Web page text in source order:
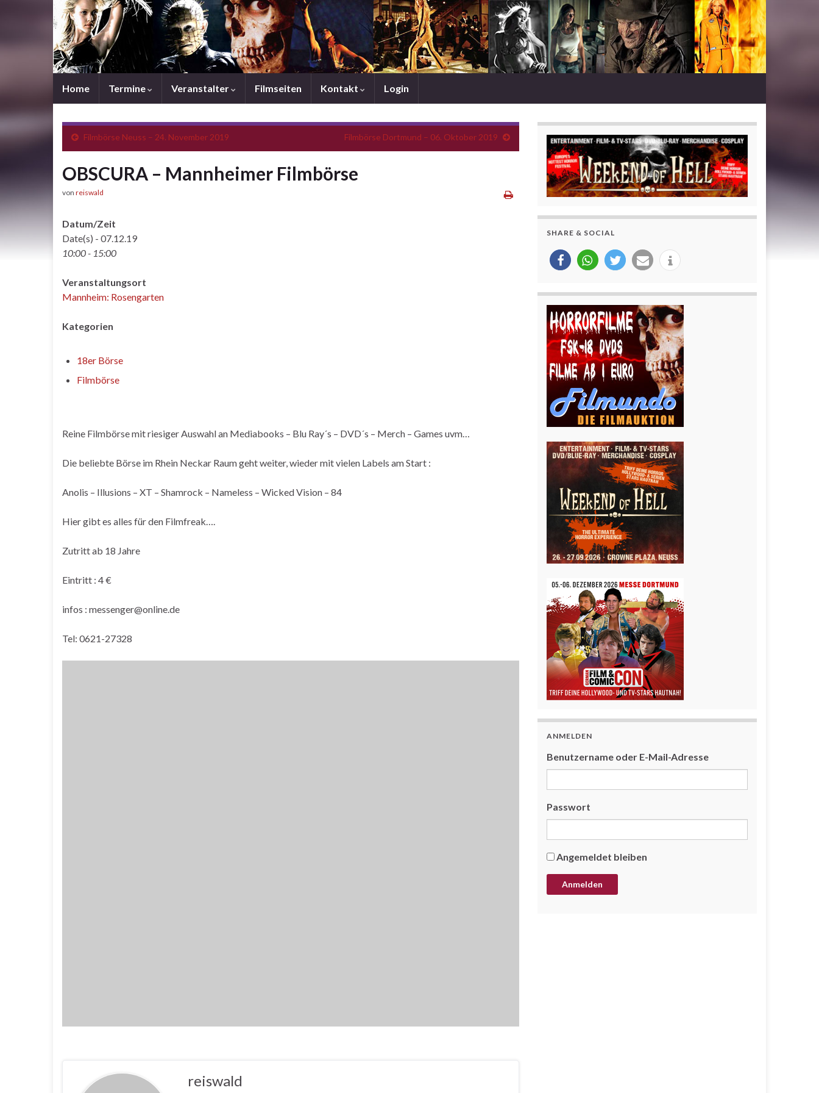
Home Termine Veranstalter Filmseiten Kontakt Login
Filmbörse Neuss – 24. November 2019 Filmbörse Dortmund – 06. Oktober 2019
OBSCURA – Mannheimer Filmbörse
von reiswald
Datum/Zeit
Date(s) - 07.12.19
10:00 - 15:00
Veranstaltungsort
Mannheim: Rosengarten
Kategorien
18er Börse
Filmbörse
Reine Filmbörse mit riesiger Auswahl an Mediabooks – Blu Ray´s – DVD´s – Merch – Games uvm…
Die beliebte Börse im Rhein Neckar Raum geht weiter, wieder mit vielen Labels am Start :
Anolis – Illusions – XT – Shamrock – Nameless – Wicked Vision – 84
Hier gibt es alles für den Filmfreak….
Zutritt ab 18 Jahre
Eintritt : 4 €
infos : messenger@online.de
Tel: 0621-27328
reiswald
SHARE & SOCIAL
ANMELDEN
Benutzername oder E-Mail-Adresse
Passwort
Angemeldet bleiben